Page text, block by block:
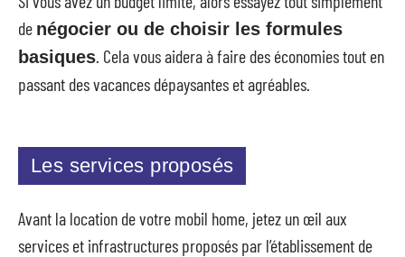
de négocier ou de choisir les formules
basiques. Cela vous aidera à faire des économies tout en
passant des vacances dépaysantes et agréables.
Les services proposés
Avant la location de votre mobil home, jetez un œil aux
services et infrastructures proposés par l’établissement de